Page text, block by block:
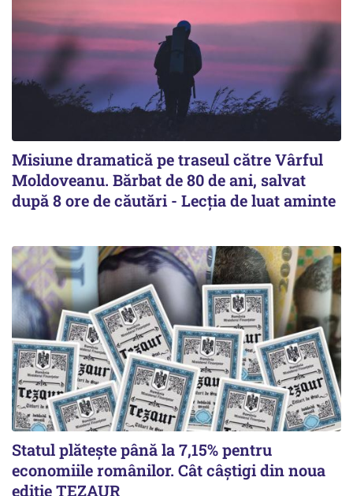
Misiune dramatică pe traseul către Vârful
Moldoveanu. Bărbat de 80 de ani, salvat
după 8 ore de căutări - Lecția de luat aminte
Statul plătește până la 7,15% pentru
economiile românilor. Cât câștigi din noua
ediție TEZAUR